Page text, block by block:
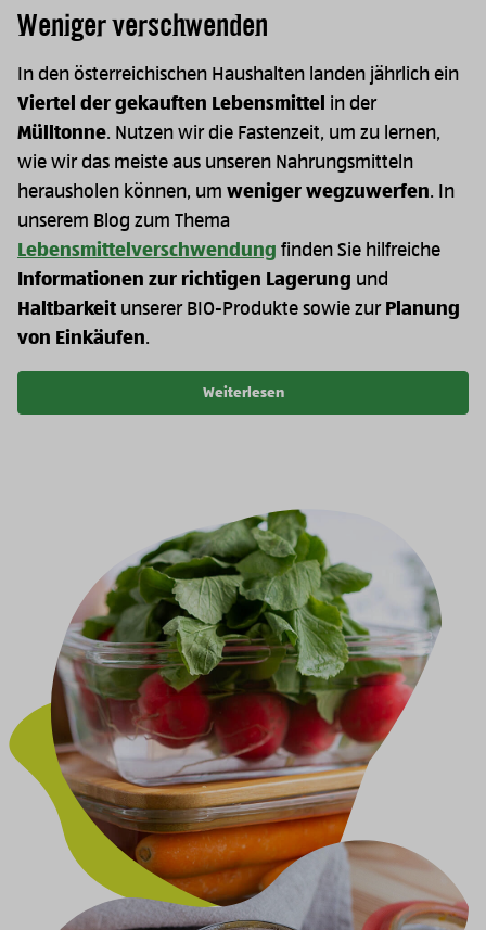
Weniger verschwenden
In den österreichischen Haushalten landen jährlich ein
Viertel der gekauften Lebensmittel in der
Mülltonne. Nutzen wir die Fastenzeit, um zu lernen,
wie wir das meiste aus unseren Nahrungsmitteln
herausholen können, um weniger wegzuwerfen. In
unserem Blog zum Thema
Lebensmittelverschwendung finden Sie hilfreiche
Informationen zur richtigen Lagerung und
Haltbarkeit unserer BIO-Produkte sowie zur Planung
von Einkäufen.
Weiterlesen
Image